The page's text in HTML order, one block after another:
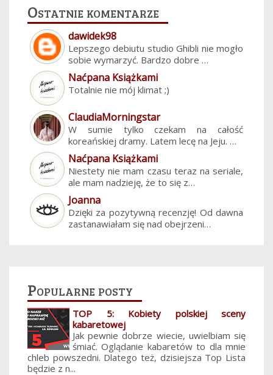
Ostatnie komentarze
dawidek98
Lepszego debiutu studio Ghibli nie mogło
sobie wymarzyć. Bardzo dobre …
Naćpana Książkami
Totalnie nie mój klimat ;)
ClaudiaMorningstar
W sumie tylko czekam na całość
koreańskiej dramy. Latem lecę na Jeju. …
Naćpana Książkami
Niestety nie mam czasu teraz na seriale,
ale mam nadzieję, że to się z…
Joanna
Dzięki za pozytywną recenzję! Od dawna
zastanawiałam się nad obejrzeni…
Popularne posty
TOP 5: Kobiety polskiej sceny
kabaretowej
Jak pewnie dobrze wiecie, uwielbiam się
śmiać. Oglądanie kabaretów to dla mnie
chleb powszedni. Dlatego też, dzisiejsza Top Lista
będzie z n...